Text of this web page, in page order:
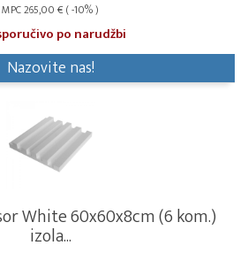
MPC 265,00 € ( -10% )
po narudžbi
Nazovite nas!
White 60x60x8cm (6 kom.)
izola...